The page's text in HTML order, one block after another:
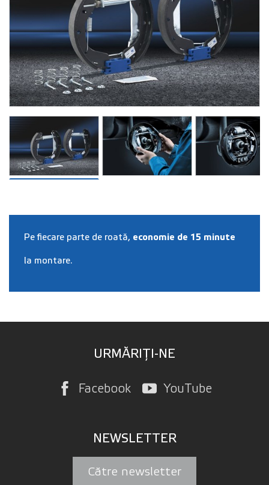
Pe fiecare parte de roată, economie de 15 minute
la montare.
URMĂRIȚI-NE
Facebook YouTube
NEWSLETTER
Către newsletter